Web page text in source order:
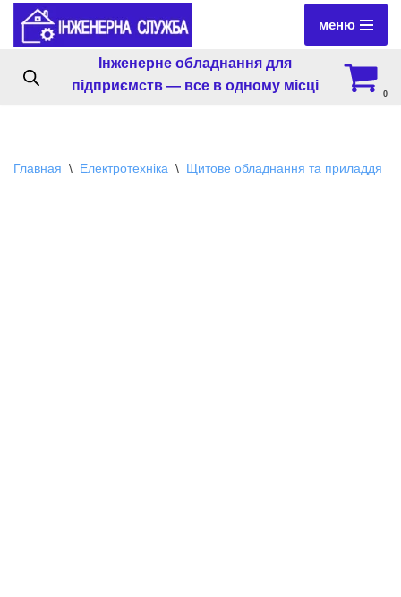
Перейти
содержимому
меню
Інженерне обладнання для
підприємств — все в одному місці
0
Главная \ Електротехніка \ Щитове обладнання та приладдя